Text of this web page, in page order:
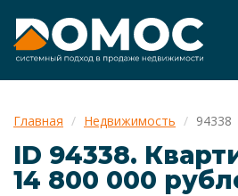
Главная Недвижимость 94338
ID 94338.
14 800 000